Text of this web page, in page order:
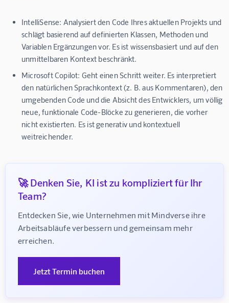
IntelliSense: Analysiert den Code Ihres aktuellen Projekts und
schlägt basierend auf definierten Klassen, Methoden und
Variablen Ergänzungen vor. Es ist wissensbasiert und auf den
unmittelbaren Kontext beschränkt.
Microsoft Copilot: Geht einen Schritt weiter. Es interpretiert
den natürlichen Sprachkontext (z. B. aus Kommentaren), den
umgebenden Code und die Absicht des Entwicklers, um völlig
neue, funktionale Code-Blöcke zu generieren, die vorher
nicht existierten. Es ist generativ und kontextuell
weitreichender.
🚀 Denken Sie, KI ist zu kompliziert für Ihr
Team?
Entdecken Sie, wie Unternehmen mit Mindverse ihre
Arbeitsabläufe verbessern und gemeinsam mehr
erreichen.
Jetzt Termin buchen